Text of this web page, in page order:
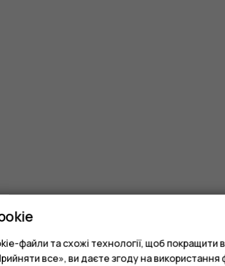
файли та схожі технології, щоб покращити
все», ви даєте згоду на використання